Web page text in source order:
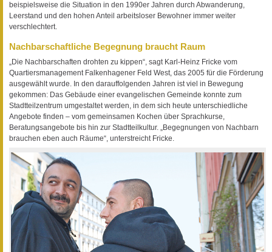
beispielsweise die Situation in den 1990er Jahren durch Abwanderung,
Leerstand und den hohen Anteil arbeitsloser Bewohner immer weiter
verschlechtert.
Nachbarschaftliche Begegnung braucht Raum
„Die Nachbarschaften drohten zu kippen“, sagt Karl-Heinz Fricke vom
Quartiersmanagement Falkenhagener Feld West, das 2005 für die Förderung
ausgewählt wurde. In den darauffolgenden Jahren ist viel in Bewegung
gekommen: Das Gebäude einer evangelischen Gemeinde konnte zum
Stadtteilzentrum umgestaltet werden, in dem sich heute unterschiedliche
Angebote finden – vom gemeinsamen Kochen über Sprachkurse,
Beratungsangebote bis hin zur Stadtteilkultur. „Begegnungen von Nachbarn
brauchen eben auch Räume“, unterstreicht Fricke.